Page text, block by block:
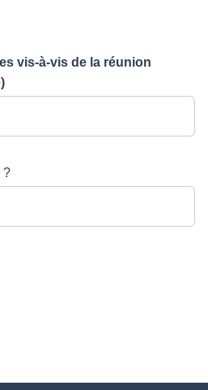
vis-à-vis de la réunion
?